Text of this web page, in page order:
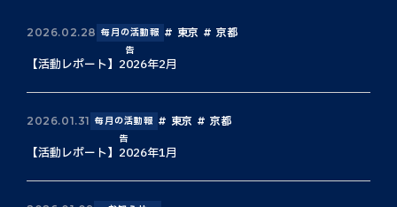
2026.02.28 毎月の活動報
告
東京 京都
【活動レポート】2026年2月
2026.01.31 毎月の活動報
告
東京 京都
【活動レポート】2026年1月